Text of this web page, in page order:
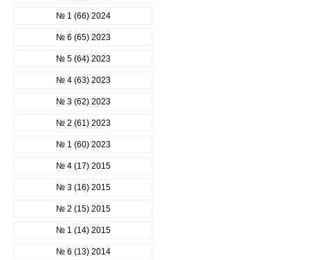
№ 1 (66) 2024
№ 6 (65) 2023
№ 5 (64) 2023
№ 4 (63) 2023
№ 3 (62) 2023
№ 2 (61) 2023
№ 1 (60) 2023
№ 4 (17) 2015
№ 3 (16) 2015
№ 2 (15) 2015
№ 1 (14) 2015
№ 6 (13) 2014